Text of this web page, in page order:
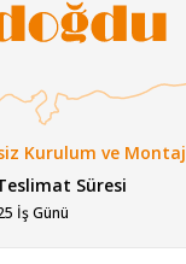
Kurulum ve Montaj
Süresi
İş Günü